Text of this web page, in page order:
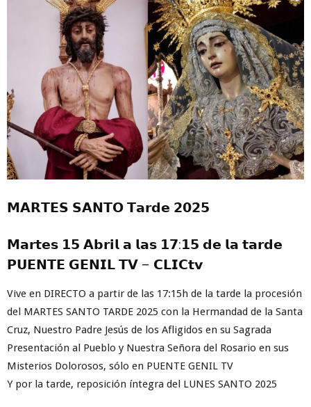
𝗠𝗔𝗥𝗧𝗘𝗦 𝗦𝗔𝗡𝗧𝗢 𝗧𝗮𝗿𝗱𝗲 𝟮𝟬𝟮𝟱
𝗠𝗮𝗿𝘁𝗲𝘀 𝟭𝟱 𝗔𝗯𝗿𝗶𝗹 𝗮 𝗹𝗮𝘀 𝟭𝟳:𝟭𝟱 𝗱𝗲 𝗹𝗮 𝘁𝗮𝗿𝗱𝗲
𝗣𝗨𝗘𝗡𝗧𝗘 𝗚𝗘𝗡𝗜𝗟 𝗧𝗩 – 𝗖𝗟𝗜𝗖𝘁𝘃
Vive en DIRECTO a partir de las 17:15h de la tarde la procesión
del MARTES SANTO TARDE 2025 con la Hermandad de la Santa
Cruz, Nuestro Padre Jesús de los Afligidos en su Sagrada
Presentación al Pueblo y Nuestra Señora del Rosario en sus
Misterios Dolorosos, sólo en PUENTE GENIL TV
Y por la tarde, reposición íntegra del LUNES SANTO 2025